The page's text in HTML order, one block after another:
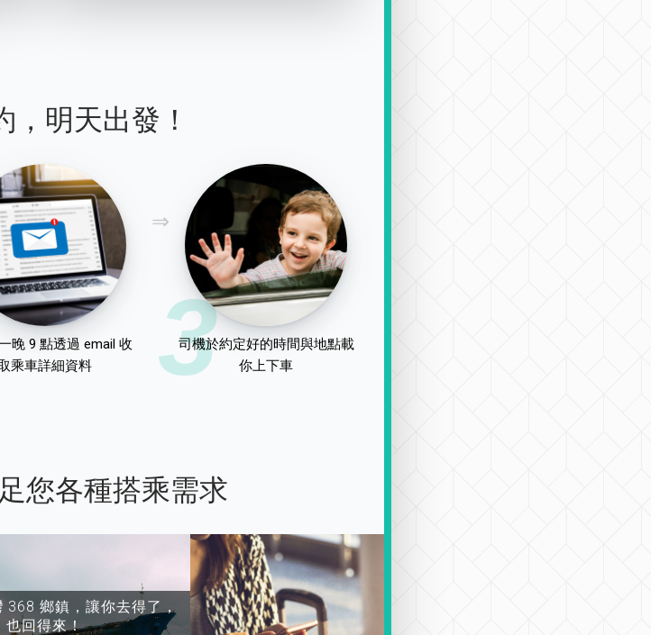
，明天出發！
晚 9 點透過 email 收
乘車詳細資料
3
司機於約定好的時間與地點載
你上下車
您各種搭乘需求
368 鄉鎮，讓你去得了，
也回得來！